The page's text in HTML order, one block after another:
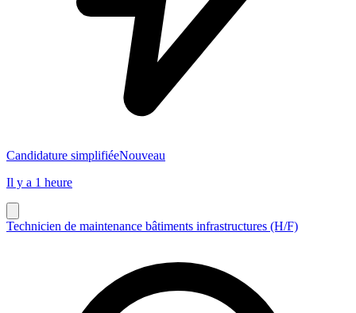
Candidature simplifiéeNouveau
Il y a 1 heure
Technicien de maintenance bâtiments infrastructures (H/F)